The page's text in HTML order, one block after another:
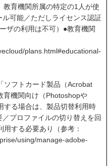
育機関所属の特定の1人が使
可能／ただしライセンス認証
ザの利用は不可）●教育機関
plans.html#educational-
ソフトカード製品（Acrobat
育機関向け（Photoshopや
する場合は、製品切替利用時
プロファイルの切り替えを回
する必要あり（参考：
using/manage-adobe-